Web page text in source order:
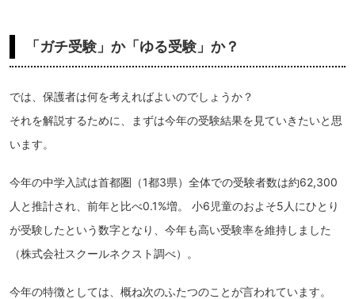
「ガチ受験」か「ゆる受験」か？
では、保護者は何を考えればよいのでしょうか？
それを解説するために、まずは今年の受験結果を見ていきたいと思
います。
今年の中学入試は首都圏（1都3県）全体での受験者数は約62,300
人と推計され、前年と比べ0.1%増。 小6児童のおよそ5人にひとり
が受験したという数字となり、今年も高い受験率を維持しました
（株式会社スクールネクスト調べ）。
今年の特徴としては、概ね次のふたつのことが言われています。